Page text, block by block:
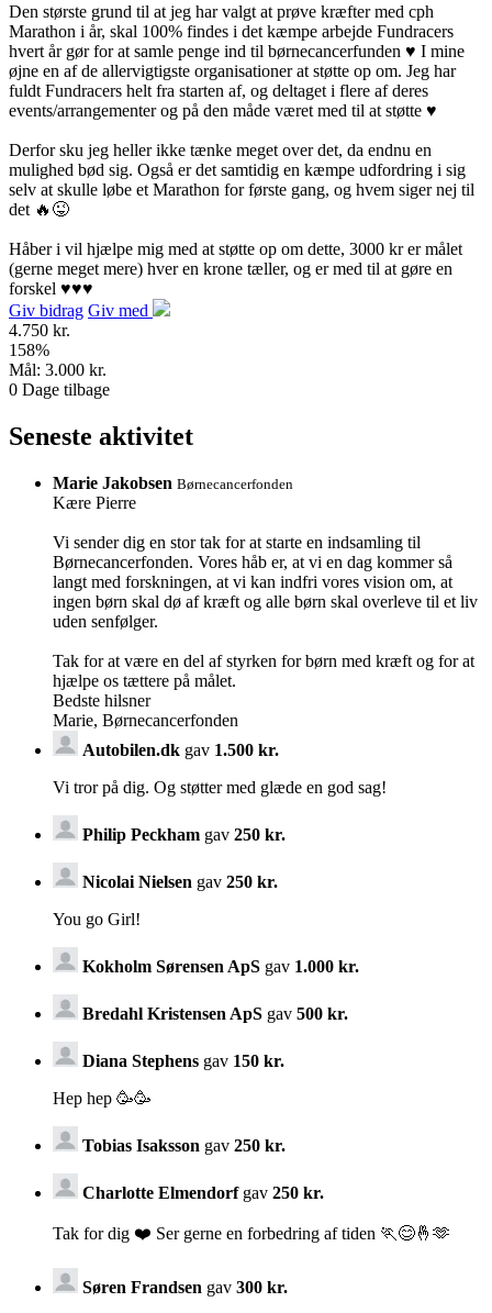
Den største grund til at jeg har valgt at prøve kræfter med cph
Marathon i år, skal 100% findes i det kæmpe arbejde Fundracers
hvert år gør for at samle penge ind til børnecancerfunden ♥️ I mine
øjne en af de allervigtigste organisationer at støtte op om. Jeg har
fuldt Fundracers helt fra starten af, og deltaget i flere af deres
events/arrangementer og på den måde været med til at støtte ♥️
Derfor sku jeg heller ikke tænke meget over det, da endnu en
mulighed bød sig. Også er det samtidig en kæmpe udfordring i sig
selv at skulle løbe et Marathon for første gang, og hvem siger nej til
det 🔥😜
Håber i vil hjælpe mig med at støtte op om dette, 3000 kr er målet
(gerne meget mere) hver en krone tæller, og er med til at gøre en
forskel ♥️♥️♥️
Giv bidrag Giv med
4.750 kr.
158%
Mål: 3.000 kr.
0 Dage tilbage
Seneste aktivitet
Marie Jakobsen Børnecancerfonden
Kære Pierre
Vi sender dig en stor tak for at starte en indsamling til
Børnecancerfonden. Vores håb er, at vi en dag kommer så
langt med forskningen, at vi kan indfri vores vision om, at
ingen børn skal dø af kræft og alle børn skal overleve til et liv
uden senfølger.
Tak for at være en del af styrken for børn med kræft og for at
hjælpe os tættere på målet.
Bedste hilsner
Marie, Børnecancerfonden
Autobilen.dk gav 1.500 kr.
Vi tror på dig. Og støtter med glæde en god sag!
Philip Peckham gav 250 kr.
Nicolai Nielsen gav 250 kr.
You go Girl!
Kokholm Sørensen ApS gav 1.000 kr.
Bredahl Kristensen ApS gav 500 kr.
Diana Stephens gav 150 kr.
Hep hep 🥳🥳
Tobias Isaksson gav 250 kr.
Charlotte Elmendorfgav 250 kr.
Tak for dig ❤️ Ser gerne en forbedring af tiden 🏃😊🤞🫶
Søren Frandsen gav 300 kr.